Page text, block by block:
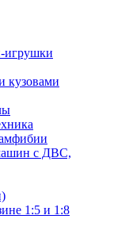
игрушки
кузовами
с ДВС,
1:5 и 1:8